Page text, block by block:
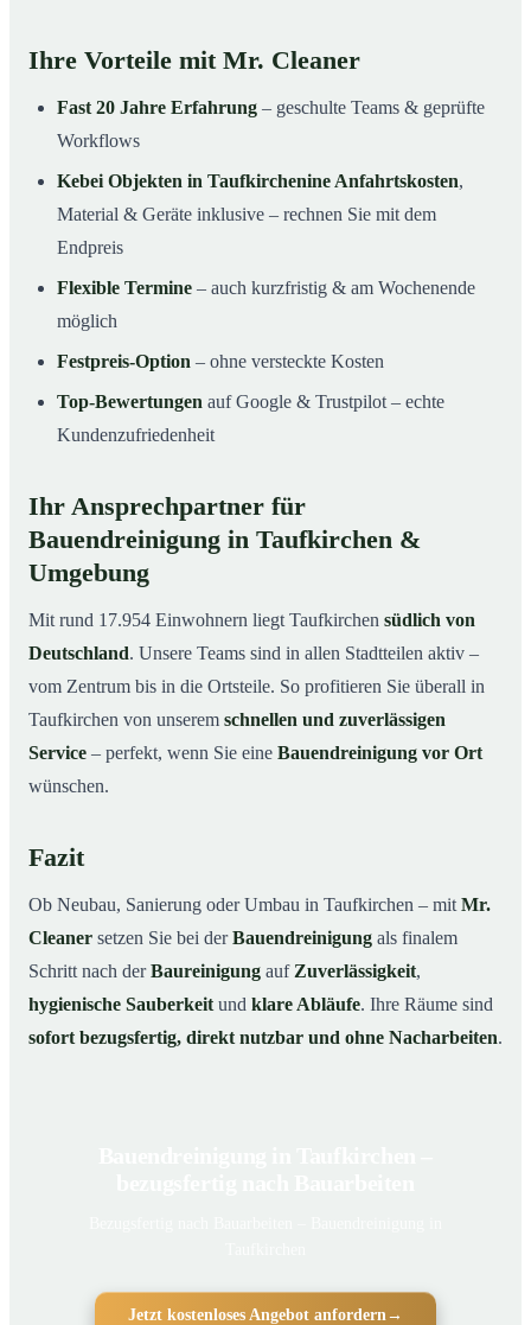
Ihre Vorteile mit Mr. Cleaner
Fast 20 Jahre Erfahrung – geschulte Teams & geprüfte
Workflows
Kebei Objekten in Taufkirchenine Anfahrtskosten,
Material & Geräte inklusive – rechnen Sie mit dem
Endpreis
Flexible Termine – auch kurzfristig & am Wochenende
möglich
Festpreis-Option – ohne versteckte Kosten
Top-Bewertungen auf Google & Trustpilot – echte
Kundenzufriedenheit
Ihr Ansprechpartner für
Bauendreinigung in Taufkirchen &
Umgebung
Mit rund 17.954 Einwohnern liegt Taufkirchen südlich von
Deutschland. Unsere Teams sind in allen Stadtteilen aktiv –
vom Zentrum bis in die Ortsteile. So profitieren Sie überall in
Taufkirchen von unserem schnellen und zuverlässigen
Service – perfekt, wenn Sie eine Bauendreinigung vor Ort
wünschen.
Fazit
Ob Neubau, Sanierung oder Umbau in Taufkirchen – mit Mr.
Cleaner setzen Sie bei derBauendreinigung als finalem
Schritt nach derBaureinigung auf Zuverlässigkeit,
hygienische Sauberkeit und klare Abläufe. Ihre Räume sind
sofort bezugsfertig, direkt nutzbar und ohne Nacharbeiten.
Jetzt kostenloses Angebot anfordern →